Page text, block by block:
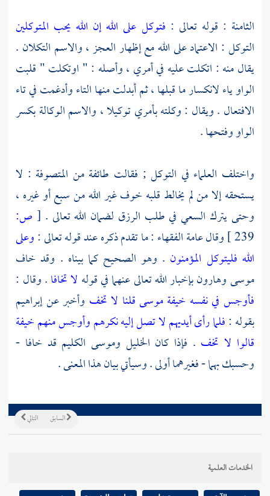
الثامنة : قوله تعالى : فتوكل على الله إن الله يحب المتوكلين
التوكل : الاعتماد على الله مع إظهار العجز ، والاسم التكلان .
يقال منه : اتكلت عليه في أمري ، وأصله : " اوتكلت " قلبت
الواو ياء لانكسار ما قبلها ، ثم أبدلت منها التاء وأدغمت في تاء
الافتعال . ويقال : وكلته بأمري توكيلا ، والاسم الوكالة بكسر
الواو وفتحها .
واختلف العلماء في التوكل ; فقالت طائفة من المتصوفة : لا
يستحقه إلا من لم يخالط قلبه خوف غير الله من سبع أو غيره ،
وحتى يترك السعي في طلب الرزق لضمان الله تعالى . [ ص:
239 ] وقال عامة الفقهاء : ما تقدم ذكره عند قوله تعالى :وعلى
الله فليتوكل المؤمنون . وهو الصحيح كما بيناه . وقد خاف
موسىوهارونبإخبار الله تعالى عنهما في قوله لا تخافا. وقال :
فأوجس في نفسه خيفة موسى قلنا لا تخف وأخبر عنإبراهيم
بقوله :فلما رأى أيديهم لا تصل إليه نكرهم وأوجس منهم خيفة
قالوا لا تخف . فإذا كان الخليل وموسى الكليم قد خافا -
وحسبك بهما - فغيرهما أولى . وسيأتي بيان هذا المعنى .
التالي السابق
الخدمات العلمية